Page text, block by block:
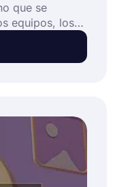
que se
equipos, los
los
en un